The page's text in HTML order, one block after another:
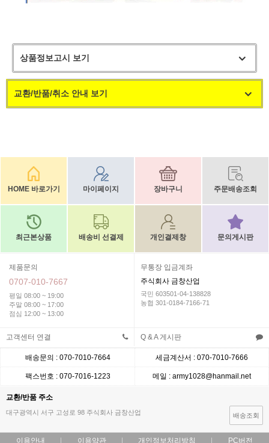
상품정보고시 보기
교환/반품/취소 안내 보기
HOME 바로가기 마이페이지 장바구니 주문배송조회
최근본상품 배송비 선결제 개인결제창 문의게시판
제품문의
0707-010-7667
평일 08:00 ~ 19:00
주말 08:00 ~ 17:00
점심 12:00 ~ 13:00
무통장 입금계좌
주식회사 금창산업
국민 603501-04-138828
농협 301-0184-7166-71
고객센터 연결 Q & A 게시판
배송문의 : 070-7010-7664 세금계산서 : 070-7010-7666
팩스번호 : 070-7016-1223 메일 : army1028@hanmail.net
교환/반품 주소
대구광역시 서구 고성로 98 주식회사 금창산업 배송조회
이용안내 이용약관 개인정보처리방침 PC버전